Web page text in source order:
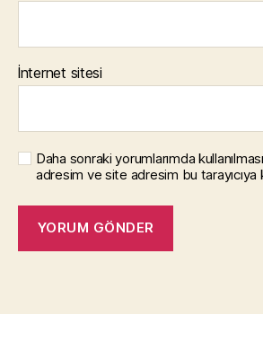
İnternet sitesi
Daha sonraki yorumlarımda
adresim ve site adresim bu tarayıcıya